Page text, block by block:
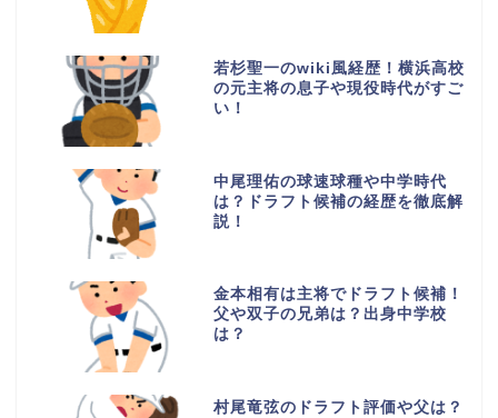
若杉聖一のwiki風経歴！横浜高校
の元主将の息子や現役時代がすご
い！
中尾理佑の球速球種や中学時代
は？ドラフト候補の経歴を徹底解
説！
金本相有は主将でドラフト候補！
父や双子の兄弟は？出身中学校
は？
村尾竜弦のドラフト評価や父は？